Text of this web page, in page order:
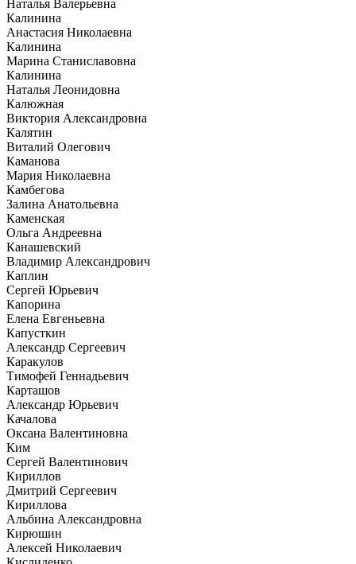
Наталья Валерьевна
Калинина
Анастасия Николаевна
Калинина
Марина Станиславовна
Калинина
Наталья Леонидовна
Калюжная
Виктория Александровна
Калятин
Виталий Олегович
Каманова
Мария Николаевна
Камбегова
Залина Анатольевна
Каменская
Ольга Андреевна
Канашевский
Владимир Александрович
Каплин
Сергей Юрьевич
Капорина
Елена Евгеньевна
Капусткин
Александр Сергеевич
Каракулов
Тимофей Геннадьевич
Карташов
Александр Юрьевич
Качалова
Оксана Валентиновна
Ким
Сергей Валентинович
Кириллов
Дмитрий Сергеевич
Кириллова
Альбина Александровна
Кирюшин
Алексей Николаевич